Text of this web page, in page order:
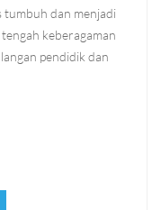
tumbuh dan menjadi
keberagaman
pendidik dan